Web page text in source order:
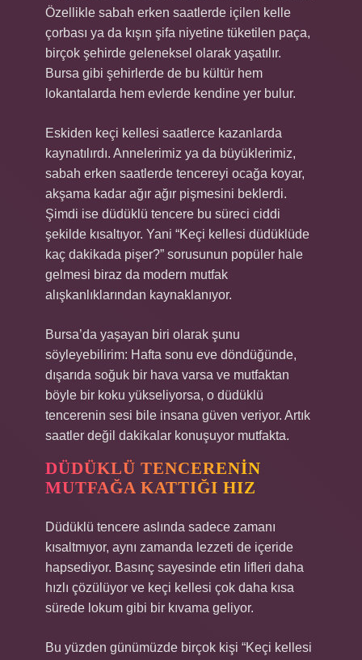
Özellikle sabah erken saatlerde içilen kelle
çorbası ya da kışın şifa niyetine tüketilen paça,
birçok şehirde geleneksel olarak yaşatılır.
Bursa gibi şehirlerde de bu kültür hem
lokantalarda hem evlerde kendine yer bulur.
Eskiden keçi kellesi saatlerce kazanlarda
kaynatılırdı. Annelerimiz ya da büyüklerimiz,
sabah erken saatlerde tencereyi ocağa koyar,
akşama kadar ağır ağır pişmesini beklerdi.
Şimdi ise düdüklü tencere bu süreci ciddi
şekilde kısaltıyor. Yani “Keçi kellesi düdüklüde
kaç dakikada pişer?” sorusunun popüler hale
gelmesi biraz da modern mutfak
alışkanlıklarından kaynaklanıyor.
Bursa’da yaşayan biri olarak şunu
söyleyebilirim: Hafta sonu eve döndüğünde,
dışarıda soğuk bir hava varsa ve mutfaktan
böyle bir koku yükseliyorsa, o düdüklü
tencerenin sesi bile insana güven veriyor. Artık
saatler değil dakikalar konuşuyor mutfakta.
DÜDÜKLÜ TENCERENIN
MUTFAĞA KATTIĞI HIZ
Düdüklü tencere aslında sadece zamanı
kısaltmıyor, aynı zamanda lezzeti de içeride
hapsediyor. Basınç sayesinde etin lifleri daha
hızlı çözülüyor ve keçi kellesi çok daha kısa
sürede lokum gibi bir kıvama geliyor.
Bu yüzden günümüzde birçok kişi “Keçi kellesi